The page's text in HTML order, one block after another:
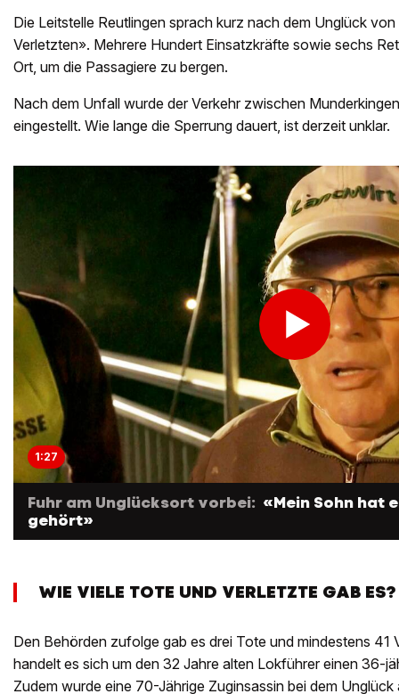
Die Leitstelle Reutlingen sprach kurz nach dem Unglück
Verletzten». Mehrere Hundert Einsatzkräfte sowie sechs
Ort, um die Passagiere zu bergen.
Nach dem Unfall wurde der Verkehr zwischen
eingestellt. Wie lange die Sperrung dauert, ist derzeit unklar.
1:27
Fuhr am Unglücksort vorbei: «Mein Sohn hat
gehört»
WIE VIELE TOTE UND VERLETZTE GAB ES?
Den Behörden zufolge gab es drei Tote und mindestens 41
handelt es sich um den 32 Jahre alten Lokführer einen 36-
Zudem wurde eine 70-Jährige Zuginsassin bei dem